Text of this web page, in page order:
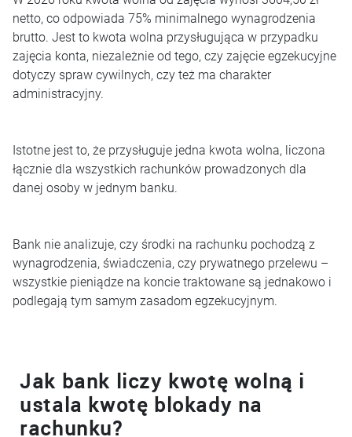
netto, co odpowiada 75% minimalnego wynagrodzenia
brutto. Jest to kwota wolna przysługująca w przypadku
zajęcia konta, niezależnie od tego, czy zajęcie egzekucyjne
dotyczy spraw cywilnych, czy też ma charakter
administracyjny.
Istotne jest to, że przysługuje jedna kwota wolna, liczona
łącznie dla wszystkich rachunków prowadzonych dla
danej osoby w jednym banku.
Bank nie analizuje, czy środki na rachunku pochodzą z
wynagrodzenia, świadczenia, czy prywatnego przelewu –
wszystkie pieniądze na koncie traktowane są jednakowo i
podlegają tym samym zasadom egzekucyjnym.
Jak bank liczy kwotę wolną i
ustala kwotę blokady na
rachunku?